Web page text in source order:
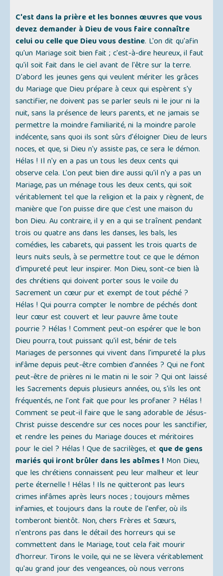
C'est dans la prière et les bonnes œuvres que vous
devez demander à Dieu de vous faire connaître
celui ou celle que Dieu vous destine. L'on dit qu'afin
qu'un Mariage soit bien fait ; c'est-à-dire heureux, il faut
qu'il soit fait dans le ciel avant de l'être sur la terre.
D'abord les jeunes gens qui veulent mériter les grâces
du Mariage que Dieu prépare à ceux qui espèrent s'y
sanctifier, ne doivent pas se parler seuls ni le jour ni la
nuit, sans la présence de leurs parents, et ne jamais se
permettre la moindre familiarité, ni la moindre parole
indécente, sans quoi ils sont sûrs d'éloigner Dieu de leurs
noces, et que, si Dieu n'y assiste pas, ce sera le démon.
Hélas ! Il n'y en a pas un tous les deux cents qui
observe cela. L'on peut bien dire aussi qu'il n'y a pas un
Mariage, pas un ménage tous les deux cents, qui soit
véritablement tel que la religion et la paix y règnent, de
manière que l'on puisse dire que c'est une maison du
bon Dieu. Au contraire, il y en a qui se traînent pendant
trois ou quatre ans dans les danses, les bals, les
comédies, les cabarets, qui passent les trois quarts de
leurs nuits seuls, à se permettre tout ce que le démon
d'impureté peut leur inspirer. Mon Dieu, sont-ce bien là
des chrétiens qui doivent porter sous le voile du
Sacrement un cœur pur et exempt de tout péché ?
Hélas ! Qui pourra compter le nombre de péchés dont
leur cœur est couvert et leur pauvre âme toute
pourrie ? Hélas ! Comment peut-on espérer que le bon
Dieu pourra, tout puissant qu'il est, bénir de tels
Mariages de personnes qui vivent dans l'impureté la plus
infâme depuis peut-être combien d'années ? Qui ne font
peut-être de prières ni le matin ni le soir ? Qui ont laissé
les Sacrements depuis plusieurs années, ou, s'ils les ont
fréquentés, ne l'ont fait que pour les profaner ? Hélas !
Comment se peut-il faire que le sang adorable de Jésus-
Christ puisse descendre sur ces noces pour les sanctifier,
et rendre les peines du Mariage douces et méritoires
pour le ciel ? Hélas ! Que de sacrilèges, et que de gens
mariés qui iront brûler dans les abîmes ! Mon Dieu,
que les chrétiens connaissent peu leur malheur et leur
perte éternelle ! Hélas ! Ils ne quitteront pas leurs
crimes infâmes après leurs noces ; toujours mêmes
infamies, et toujours dans la route de l'enfer, où ils
tomberont bientôt. Non, chers Frères et Sœurs,
n'entrons pas dans le détail des horreurs qui se
commettent dans le Mariage, tout cela fait mourir
d'horreur. Tirons le voile, qui ne se lèvera véritablement
qu'au grand jour des vengeances, où nous verrons